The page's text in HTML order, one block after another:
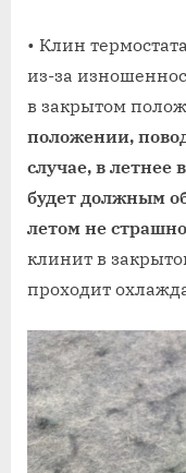
• Клин
из-за
в закрытом
положении,
случае, в летнее
будет должным
летом не страшно
клинит в
проходит